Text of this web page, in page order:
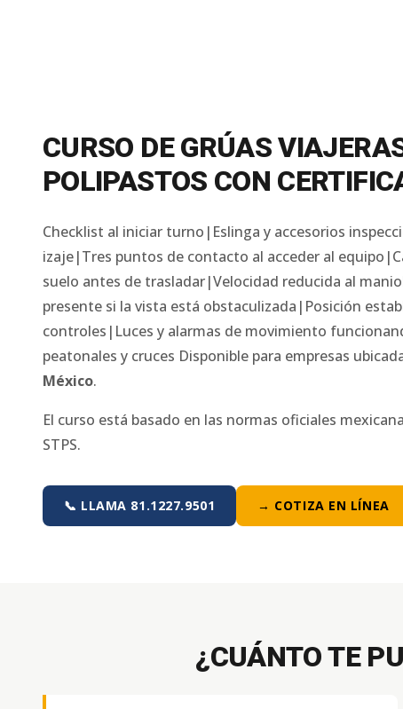
CURSO DE GRÚAS
POLIPASTOS CON
Checklist al iniciar turno|Eslinga y accesorios
izaje|Tres puntos de contacto al acceder al
suelo antes de trasladar|Velocidad reducida al
presente si la vista está obstaculizada|Posición
controles|Luces y alarmas de movimiento
peatonales y cruces Disponible para empresas
México.
El curso está basado en las normas oficiales
STPS.
📞 LLAMA 81.1227.9501 → COTIZA EN LÍNEA
¿CUÁNTO TE